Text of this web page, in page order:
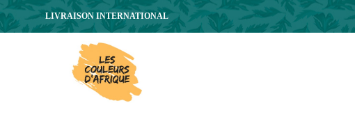
LIVRAISON INTERNATIONAL